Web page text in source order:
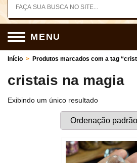
MENU
Início > Produtos marcados com a tag
cristais na magia
Exibindo um único resultado